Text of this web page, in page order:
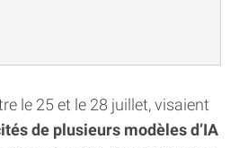
le 25 et le 28 juillet, visaient
de plusieurs modèles d’IA